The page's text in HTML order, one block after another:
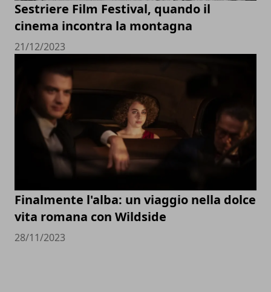
Sestriere Film Festival, quando il
cinema incontra la montagna
21/12/2023
Finalmente l'alba: un viaggio nella dolce
vita romana con Wildside
28/11/2023